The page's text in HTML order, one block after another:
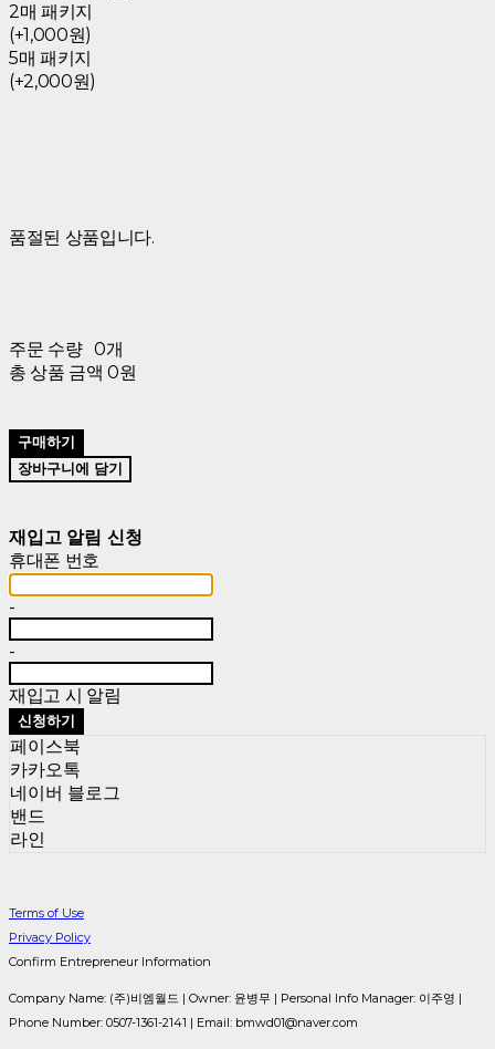
2매 패키지
(+1,000원)
5매 패키지
(+2,000원)
품절된 상품입니다.
주문 수량 0개
총 상품 금액 0원
구매하기
장바구니에 담기
재입고 알림 신청
휴대폰 번호
-
-
재입고 시 알림
신청하기
페이스북
카카오톡
네이버 블로그
밴드
라인
Terms of Use
Privacy Policy
Confirm Entrepreneur Information
Company Name: (주)비엠월드 | Owner: 윤병무 | Personal Info Manager: 이주영 |
Phone Number: 0507-1361-2141 | Email: bmwd01@naver.com